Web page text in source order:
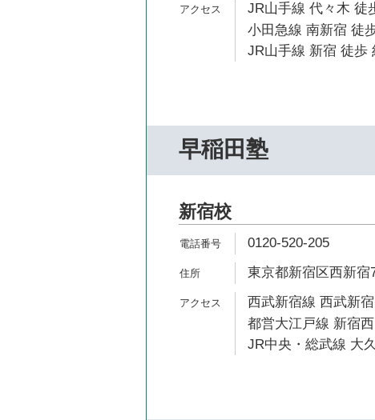
JR山手線 代々木 徒
小田急線 南新宿 徒
JR山手線 新宿 徒歩
早稲田塾
新宿校
0120-520-205
東京都新宿区西新宿
西武新宿線 西武新
都営大江戸線 新宿
JR中央・総武線 大